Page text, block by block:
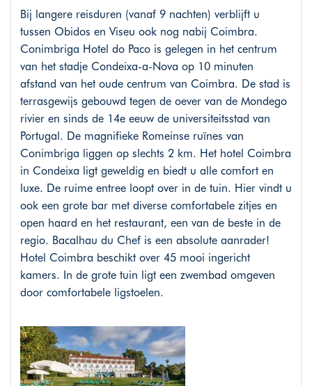
Bij langere reisduren (vanaf 9 nachten) verblijft u
tussen Obidos en Viseu ook nog nabij Coimbra.
Conimbriga Hotel do Paco is gelegen in het centrum
van het stadje Condeixa-a-Nova op 10 minuten
afstand van het oude centrum van Coimbra. De stad is
terrasgewijs gebouwd tegen de oever van de Mondego
rivier en sinds de 14e eeuw de universiteitsstad van
Portugal. De magnifieke Romeinse ruïnes van
Conimbriga liggen op slechts 2 km. Het hotel Coimbra
in Condeixa ligt geweldig en biedt u alle comfort en
luxe. De ruime entree loopt over in de tuin. Hier vindt u
ook een grote bar met diverse comfortabele zitjes en
open haard en het restaurant, een van de beste in de
regio. Bacalhau du Chef is een absolute aanrader!
Hotel Coimbra beschikt over 45 mooi ingericht
kamers. In de grote tuin ligt een zwembad omgeven
door comfortabele ligstoelen.